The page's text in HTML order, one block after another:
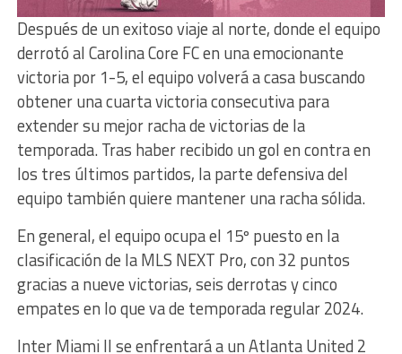
Después de un exitoso viaje al norte, donde el equipo
derrotó al Carolina Core FC en una emocionante
victoria por 1-5, el equipo volverá a casa buscando
obtener una cuarta victoria consecutiva para
extender su mejor racha de victorias de la
temporada. Tras haber recibido un gol en contra en
los tres últimos partidos, la parte defensiva del
equipo también quiere mantener una racha sólida.
En general, el equipo ocupa el 15º puesto en la
clasificación de la MLS NEXT Pro, con 32 puntos
gracias a nueve victorias, seis derrotas y cinco
empates en lo que va de temporada regular 2024.
Inter Miami II se enfrentará a un Atlanta United 2